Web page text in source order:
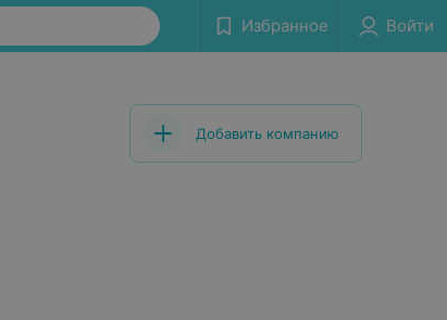
Избранное Войти
Добавить компанию